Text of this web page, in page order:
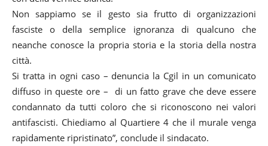
Non sappiamo se il gesto sia frutto di organizzazioni
fasciste o della semplice ignoranza di qualcuno che
neanche conosce la propria storia e la storia della nostra
città.
Si tratta in ogni caso – denuncia la Cgil in un comunicato
diffuso in queste ore – di un fatto grave che deve essere
condannato da tutti coloro che si riconoscono nei valori
antifascisti. Chiediamo al Quartiere 4 che il murale venga
rapidamente ripristinato”, conclude il sindacato.